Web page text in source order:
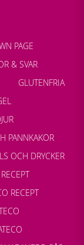
PAGE
& SVAR
GLUTENFRIA
PANNKAKOR
OCH DRYCKER
RECEPT